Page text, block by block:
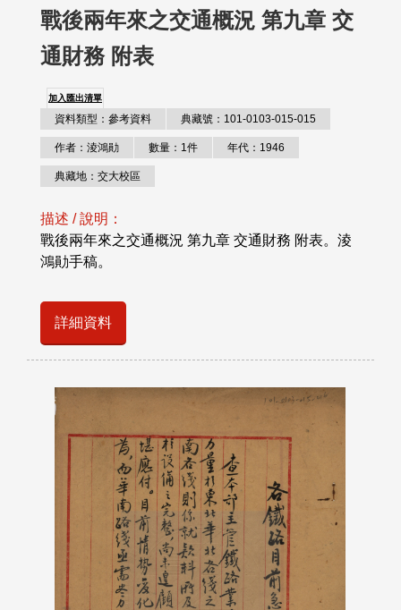
戰後兩年來之交通概況 第九章 交
通財務 附表
加入匯出清單
資料類型：參考資料 典藏號：101-0103-015-015
作者：淩鴻勛 數量：1件 年代：1946
典藏地：交大校區
描述 / 說明：
戰後兩年來之交通概況 第九章 交通財務 附表。淩
鴻勛手稿。
詳細資料